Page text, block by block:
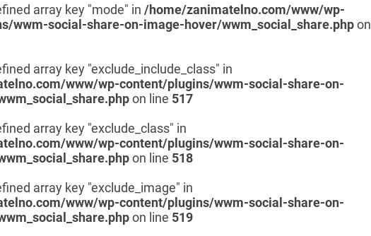
array key "mode" in /home/zanimatelno.com/www/wp-
wwm-social-share-on-image-hover/wwm_social_share.phpon
array key "exclude_include_class" in
www/wp-content/plugins/wwm-social-share-on-
on line 517
array key "exclude_class" in
www/wp-content/plugins/wwm-social-share-on-
on line 518
array key "exclude_image" in
www/wp-content/plugins/wwm-social-share-on-
on line 519